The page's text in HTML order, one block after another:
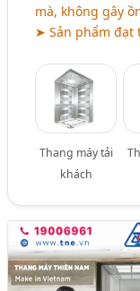
mà, không gây
➤ Sản phẩm đạt
Thang máy tải
khách